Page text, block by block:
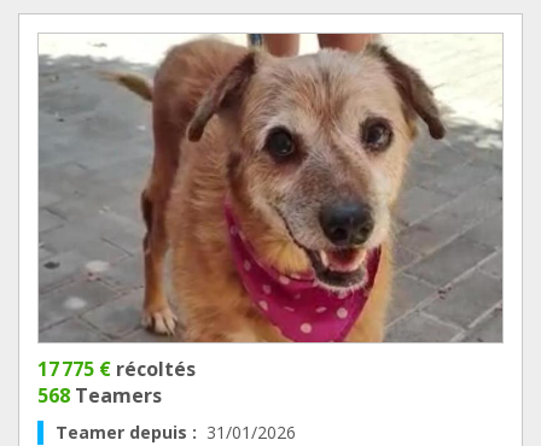
17 775 € récoltés
568 Teamers
Teamer depuis : 31/01/2026